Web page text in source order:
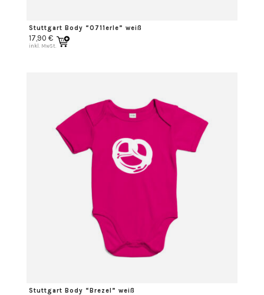
Stuttgart Body “0711erle” weiß
17,90 €
inkl. MwSt.
Stuttgart Body “Brezel” weiß